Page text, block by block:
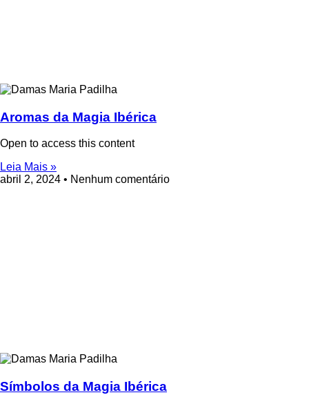
Aromas da Magia Ibérica
Open to access this content
Leia Mais »
abril 2, 2024
Nenhum comentário
Símbolos da Magia Ibérica